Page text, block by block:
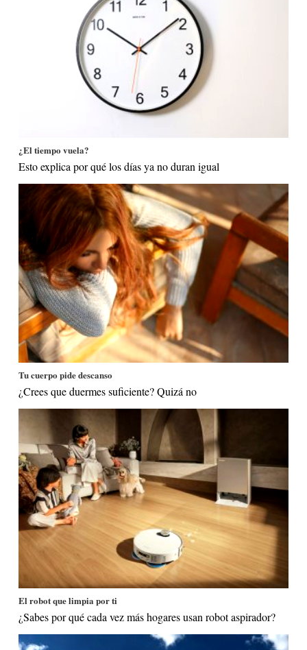
¿El tiempo vuela?
Esto explica por qué los días ya no duran igual
Tu cuerpo pide descanso
¿Crees que duermes suficiente? Quizá no
El robot que limpia por ti
¿Sabes por qué cada vez más hogares usan robot aspirador?